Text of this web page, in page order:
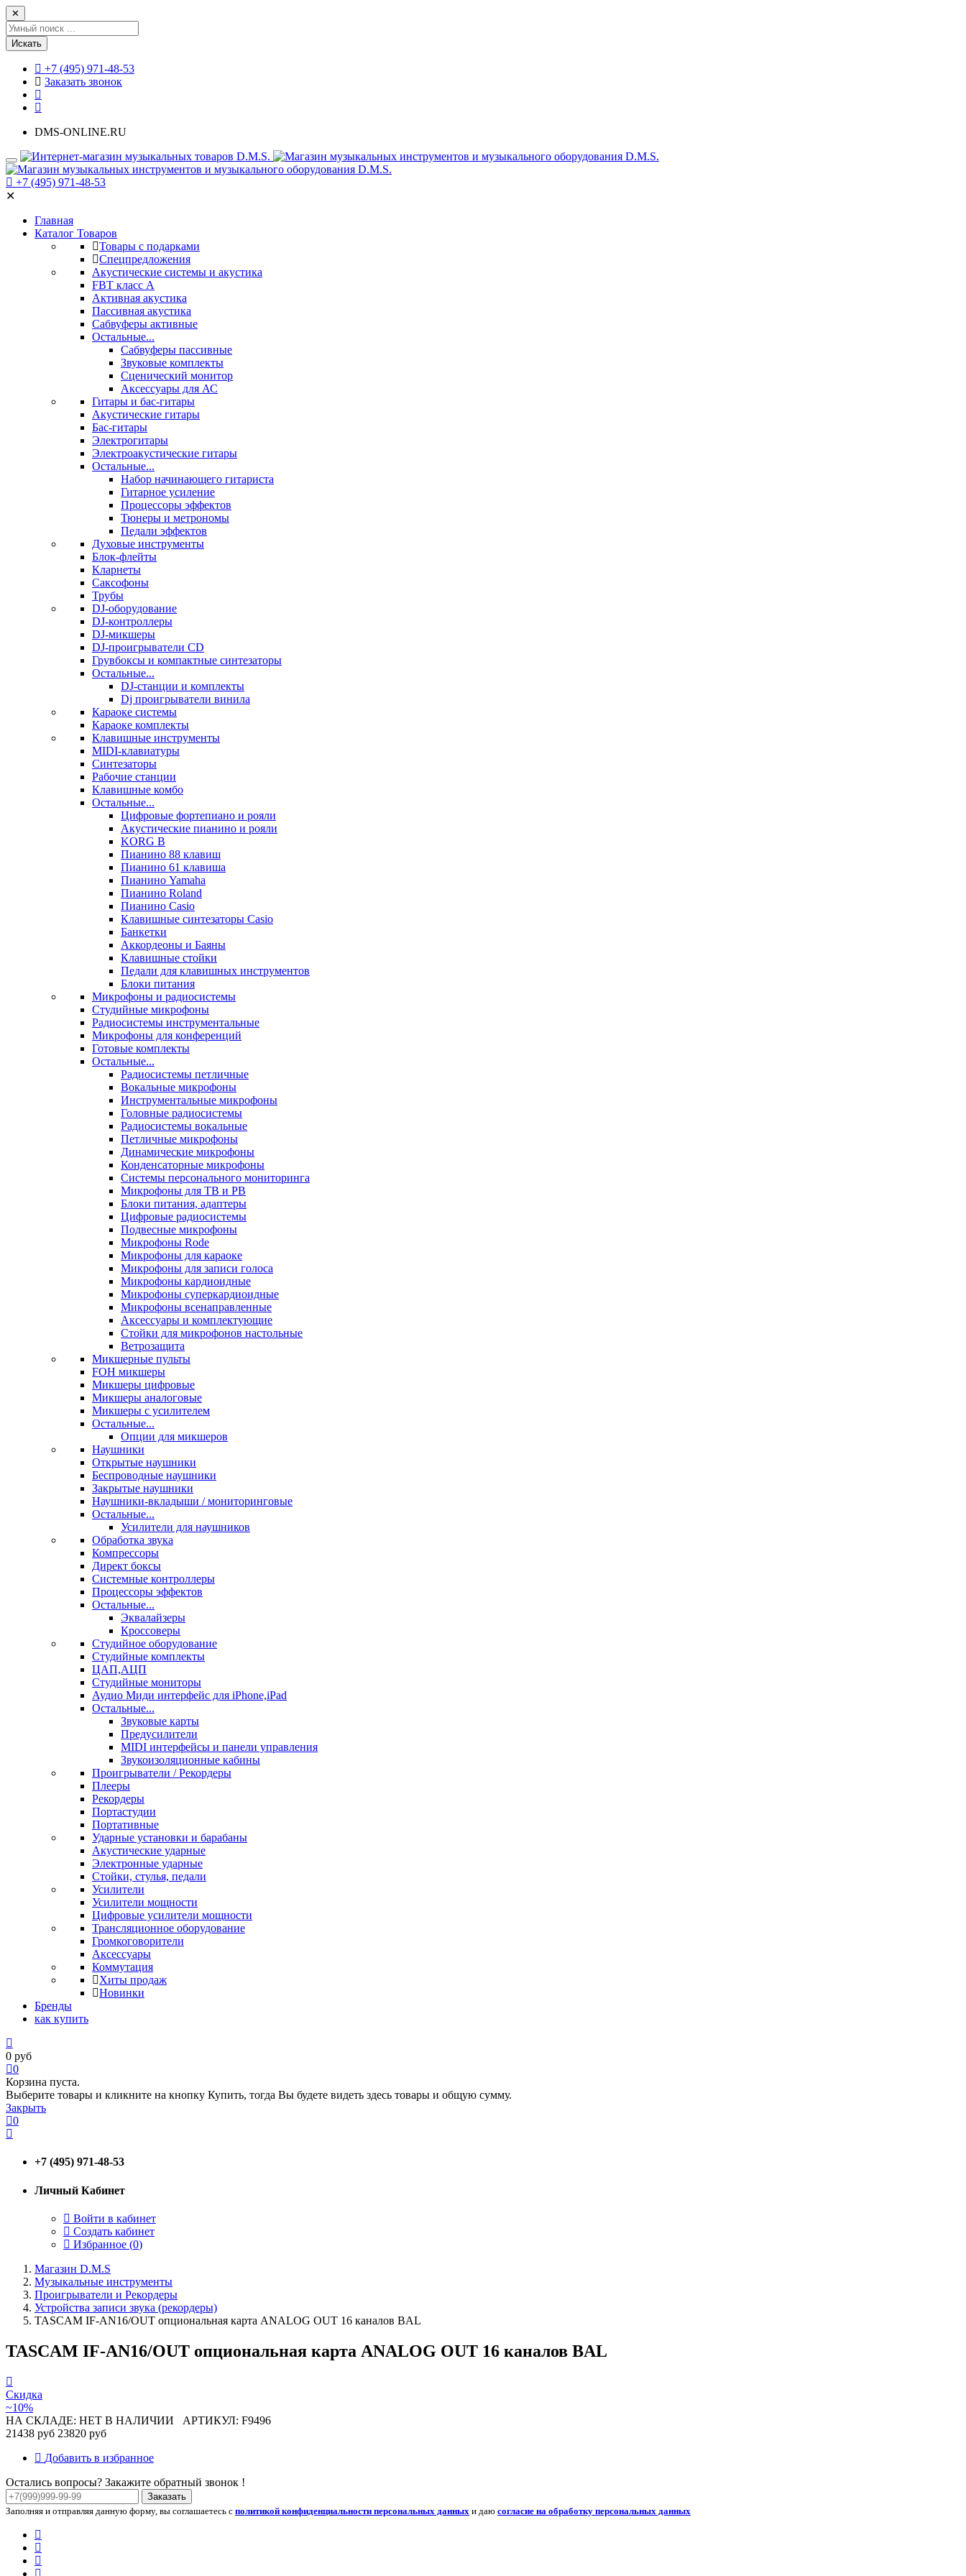
✕
Искать
+7 (495) 971-48-53
Заказать звонок
DMS-ONLINE.RU
+7 (495) 971-48-53
✕
Главная
Каталог Товаров
Товары с подарками
Спецпредложения
Акустические системы и акустика
FBT класс А
Активная акустика
Пассивная акустика
Сабвуферы активные
Остальные...
Сабвуферы пассивные
Звуковые комплекты
Сценический монитор
Аксессуары для АС
Гитары и бас-гитары
Акустические гитары
Бас-гитары
Электрогитары
Электроакустические гитары
Остальные...
Набор начинающего гитариста
Гитарное усиление
Процессоры эффектов
Тюнеры и метрономы
Педали эффектов
Духовые инструменты
Блок-флейты
Кларнеты
Саксофоны
Трубы
DJ-оборудование
DJ-контроллеры
DJ-микшеры
DJ-проигрыватели CD
Грувбоксы и компактные синтезаторы
Остальные...
DJ-станции и комплекты
Dj проигрыватели винила
Караоке системы
Караоке комплекты
Клавишные инструменты
MIDI-клавиатуры
Синтезаторы
Рабочие станции
Клавишные комбо
Остальные...
Цифровые фортепиано и рояли
Акустические пианино и рояли
KORG B
Пианино 88 клавиш
Пианино 61 клавиша
Пианино Yamaha
Пианино Roland
Пианино Casio
Клавишные синтезаторы Casio
Банкетки
Аккордеоны и Баяны
Клавишные стойки
Педали для клавишных инструментов
Блоки питания
Микрофоны и радиосистемы
Студийные микрофоны
Радиосистемы инструментальные
Микрофоны для конференций
Готовые комплекты
Остальные...
Радиосистемы петличные
Вокальные микрофоны
Инструментальные микрофоны
Головные радиосистемы
Радиосистемы вокальные
Петличные микрофоны
Динамические микрофоны
Конденсаторные микрофоны
Системы персонального мониторинга
Микрофоны для ТВ и РВ
Блоки питания, адаптеры
Цифровые радиосистемы
Подвесные микрофоны
Микрофоны Rode
Микрофоны для караоке
Микрофоны для записи голоса
Микрофоны кардиоидные
Микрофоны суперкардиоидные
Микрофоны всенаправленные
Аксессуары и комплектующие
Стойки для микрофонов настольные
Ветрозащита
Микшерные пульты
FOH микшеры
Микшеры цифровые
Микшеры аналоговые
Микшеры с усилителем
Остальные...
Опции для микшеров
Наушники
Открытые наушники
Беспроводные наушники
Закрытые наушники
Наушники-вкладыши / мониторинговые
Остальные...
Усилители для наушников
Обработка звука
Компрессоры
Директ боксы
Системные контроллеры
Процессоры эффектов
Остальные...
Эквалайзеры
Кроссоверы
Студийное оборудование
Студийные комплекты
ЦАП,АЦП
Студийные мониторы
Аудио Миди интерфейс для iPhone,iPad
Остальные...
Звуковые карты
Предусилители
MIDI интерфейсы и панели управления
Звукоизоляционные кабины
Проигрыватели / Рекордеры
Плееры
Рекордеры
Портастудии
Портативные
Ударные установки и барабаны
Акустические ударные
Электронные ударные
Стойки, стулья, педали
Усилители
Усилители мощности
Цифровые усилители мощности
Трансляционное оборудование
Громкоговорители
Аксессуары
Коммутация
Хиты продаж
Новинки
Бренды
как купить
0 руб
0
Корзина пуста.
Выберите товары и кликните на кнопку Купить, тогда Вы будете видеть здесь товары и общую сумму.
Закрыть
0
+7 (495) 971-48-53
Личный Кабинет
Войти в кабинет
Создать кабинет
Избранное (0)
Магазин D.M.S
Музыкальные инструменты
Проигрыватели и Рекордеры
Устройства записи звука (рекордеры)
TASCAM IF-AN16/OUT опциональная карта ANALOG OUT 16 каналов BAL
TASCAM IF-AN16/OUT опциональная карта ANALOG OUT 16 каналов BAL
Скидка
~10%
НА СКЛАДЕ: НЕТ В НАЛИЧИИ АРТИКУЛ: F9496
21438 руб 23820 руб
Добавить в избранное
Остались вопросы? Закажите обратный звонок !
Заказать
Заполняя и отправляя данную форму, вы соглашаетесь с политикой конфиденциальности персональных данных и даю согласие на обработку персональных данных